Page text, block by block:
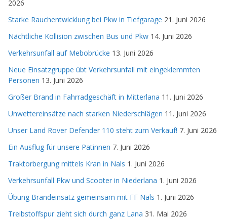
2026
Starke Rauchentwicklung bei Pkw in Tiefgarage 21. Juni 2026
Nächtliche Kollision zwischen Bus und Pkw 14. Juni 2026
Verkehrsunfall auf Mebobrücke 13. Juni 2026
Neue Einsatzgruppe übt Verkehrsunfall mit eingeklemmten
Personen 13. Juni 2026
Großer Brand in Fahrradgeschäft in Mitterlana 11. Juni 2026
Unwettereinsätze nach starken Niederschlägen 11. Juni 2026
Unser Land Rover Defender 110 steht zum Verkauf! 7. Juni 2026
Ein Ausflug für unsere Patinnen 7. Juni 2026
Traktorbergung mittels Kran in Nals 1. Juni 2026
Verkehrsunfall Pkw und Scooter in Niederlana 1. Juni 2026
Übung Brandeinsatz gemeinsam mit FF Nals 1. Juni 2026
Treibstoffspur zieht sich durch ganz Lana 31. Mai 2026